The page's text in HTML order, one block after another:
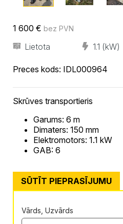
1 600 € bez PVN
Lietota 1.1 (kW)
Preces kods: IDL000964
Skrūves transportieris
Garums: 6 m
Dimaters: 150 mm
Elektromotors: 1.1 kW
GAB: 6
SŪTĪT PIEPRASĪJUMU
Vārds, Uzvārds